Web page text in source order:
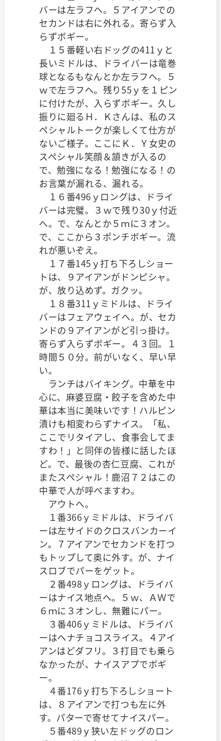
バーは左ラフヘ。５アイアンでの
セカンドは右に外れる。寄らず入
らずボギー。
１５番軽い右ドッグの411ｙと
長いミドルは、ドライバーは竜巻
球となるもなんとか左ラフヘ。５
ｗで左ラフヘ。残り55ｙを１ピン
に付けたが、入らずボギー。久し
振りに廻るＨ．Ｋさんは、私のス
ペシャルトークが楽しくて仕方が
ないご様子。ここにＫ．Ｙ女史の
スペシャル笑顔＆頷きが入るの
で、勉強になる！勉強になる！の
お言葉が漏れる、漏れる。
１６番496ｙロングは、ドライ
バーは完璧。３ｗで残り30ｙ付近
へ。で、なんとか５ｍに３オン。
で、ここから３ポンチボギー。流
れが悪いぞえ。
１７番145ｙ打ち下ろしショー
トは、９アイアンがドンピシャ。
が、放り込めず。ガクッ。
１８番311ｙミドルは、ドライ
バーはフェアウェイヘ。が、セカ
ンドの９アイアンがど引っ掛け。
寄らず入らずボギー。４３回。１
時間５０分。前がいなく、早い早
い。
ランチはバイキング。中華を中
心に、麻婆豆腐・餃子を含めた中
華は本当に美味いです！ハルピン
漬けも相変わらずナイス。「私、
ここでリタイアし、食事会してま
すわ！」と同伴の皆様に話したほ
ど。で、最後の杏仁豆腐、これが
またスペシャル！鹿沼７２はこの
中華で人が呼べますわ。
アウトへ。
１番366ｙミドルは、ドライバ
ーは左サイドのクロスバンカーイ
ン。７アイアンでセカンドを打つ
もトップして奥に外す。が、ナイ
スロブでパーをゲット。
２番498ｙロングは、ドライバ
ーはナイス地点へ。５ｗ、ＡＷで
６ｍに３オンし、無難にパー。
３番406ｙミドルは、ドライバ
ーはヘナチョコスライス。４アイ
アンはどダフリ。３打目でも乗ら
なかったが、ナイスアプでボギ
ー。
４番176ｙ打ち下ろしショート
は、８アイアンで打つも左に外
す。パターで寄せてナイスパー。
５番489ｙ狭い左ドッグのロン